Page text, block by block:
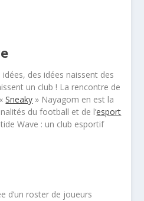
des idées naissent des
un club ! La rencontre de
Sneaky » Nayagom en est la
du football et de l’esport
Wave : un club esportif
d’un roster de joueurs